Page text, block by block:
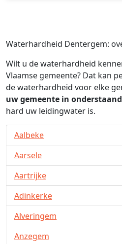
Waterhardheid Dentergem:
Wilt u de waterhardheid
Vlaamse gemeente? Dat kan
de waterhardheid voor elke
uw gemeente in
hard uw leidingwater is.
Aalbeke
Aarsele
Aartrijke
Adinkerke
Alveringem
Anzegem